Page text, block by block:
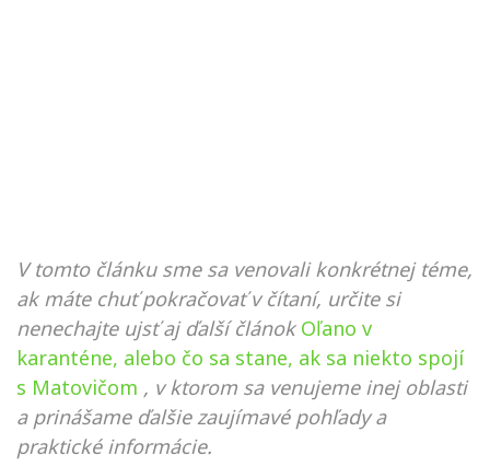
V tomto článku sme sa venovali konkrétnej téme,
ak máte chuť pokračovať v čítaní, určite si
nenechajte ujsť aj ďalší článok Oľano v
karanténe, alebo čo sa stane, ak sa niekto spojí
s Matovičom , v ktorom sa venujeme inej oblasti
a prinášame ďalšie zaujímavé pohľady a
praktické informácie.